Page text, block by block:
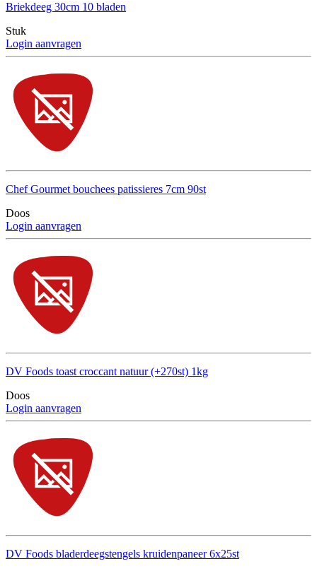
Briekdeeg 30cm 10 bladen
Stuk
Login aanvragen
Chef Gourmet bouchees patissieres 7cm 90st
Doos
Login aanvragen
DV Foods toast croccant natuur (+270st) 1kg
Doos
Login aanvragen
DV Foods bladerdeegstengels kruidenpaneer 6x25st